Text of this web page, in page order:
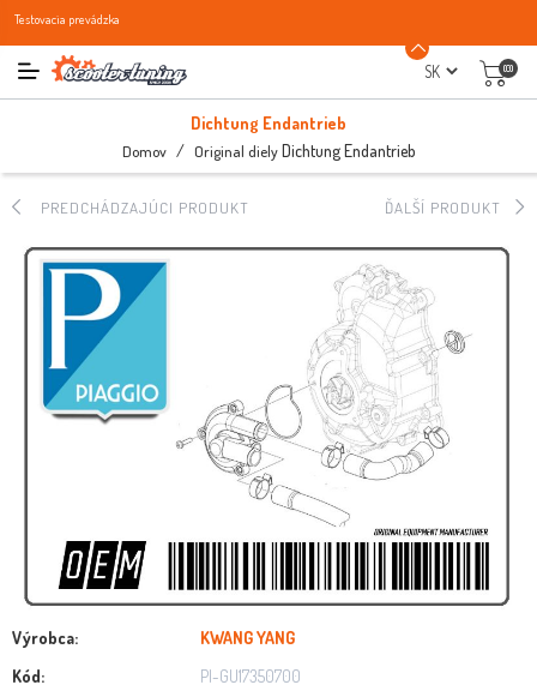
Testovacia prevádzka
(0)
Dichtung Endantrieb
Domov / Original diely Dichtung Endantrieb
PREDCHÁDZAJÚCI PRODUKT ĎALŠÍ PRODUKT
Výrobca:
KWANG YANG
Kód:
PI-GU17350700